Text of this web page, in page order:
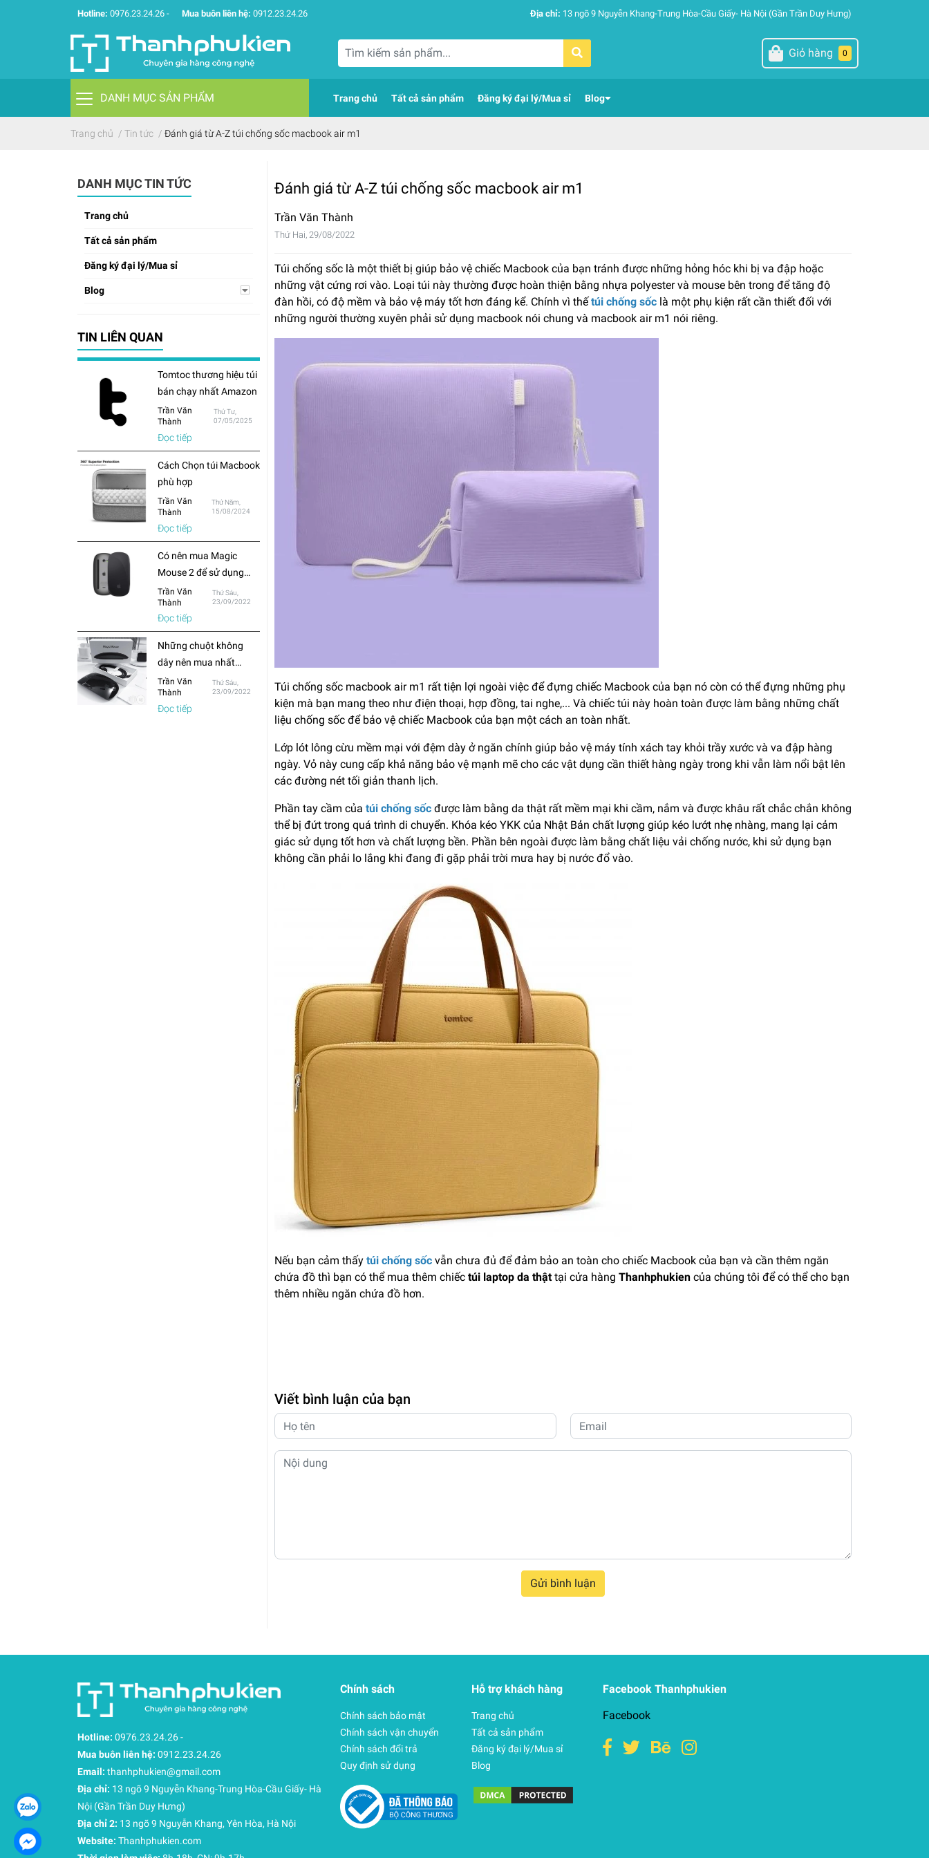
Hotline: 0976.23.24.26 - Mua buôn liên hệ: 0912.23.24.26 Địa chỉ: 13 ngõ 9 Nguyễn Khang-Trung Hòa-Cầu Giấy- Hà Nội (Gần Trần Duy Hưng)
Giỏ hàng 0
DANH MỤC SẢN PHẨM Trang chủ Tất cả sản phẩm Đăng ký đại lý/Mua sỉ Blog
Trang chủ / Tin tức / Đánh giá từ A-Z túi chống sốc macbook air m1
DANH MỤC TIN TỨC
Trang chủ
Tất cả sản phẩm
Đăng ký đại lý/Mua sỉ
Blog
TIN LIÊN QUAN
Tomtoc thương hiệu túi
bán chạy nhất Amazon
Trần Văn
Thành
Thứ Tư,
07/05/2025
Đọc tiếp
Cách Chọn túi Macbook
phù hợp
Trần Văn
Thành
Thứ Năm,
15/08/2024
Đọc tiếp
Có nên mua Magic
Mouse 2 để sử dụng
cho Macbook hay chỉ
mua chuột thông
thường?
Trần Văn
Thành
Thứ Sáu,
23/09/2022
Đọc tiếp
Những chuột không
dây nên mua nhất
trong năm 2022
Trần Văn
Thành
Thứ Sáu,
23/09/2022
Đọc tiếp
Đánh giá từ A-Z túi chống sốc macbook air m1
Trần Văn Thành
Thứ Hai, 29/08/2022
Túi chống sốc là một thiết bị giúp bảo vệ chiếc Macbook của bạn tránh được những hỏng hóc khi bị va đập hoặc
những vật cứng rơi vào. Loại túi này thường được hoàn thiện bằng nhựa polyester và mouse bên trong để tăng độ
đàn hồi, có độ mềm và bảo vệ máy tốt hơn đáng kể. Chính vì thếtúi chống sốc là một phụ kiện rất cần thiết đối với
những người thường xuyên phải sử dụng macbook nói chung và macbook air m1 nói riêng.
Túi chống sốc macbook air m1 rất tiện lợi ngoài việc để đựng chiếc Macbook của bạn nó còn có thể đựng những phụ
kiện mà bạn mang theo như điện thoại, hợp đồng, tai nghe,... Và chiếc túi này hoàn toàn được làm bằng những chất
liệu chống sốc để bảo vệ chiếc Macbook của bạn một cách an toàn nhất.
Lớp lót lông cừu mềm mại với đệm dày ở ngăn chính giúp bảo vệ máy tính xách tay khỏi trầy xước và va đập hàng
ngày. Vỏ này cung cấp khả năng bảo vệ mạnh mẽ cho các vật dụng cần thiết hàng ngày trong khi vẫn làm nổi bật lên
các đường nét tối giản thanh lịch.
Phần tay cầm của túi chống sốc được làm bằng da thật rất mềm mại khi cầm, nắm và được khâu rất chắc chắn không
thể bị đứt trong quá trình di chuyển. Khóa kéo YKK của Nhật Bản chất lượng giúp kéo lướt nhẹ nhàng, mang lại cảm
giác sử dụng tốt hơn và chất lượng bền. Phần bên ngoài được làm bằng chất liệu vải chống nước, khi sử dụng bạn
không cần phải lo lắng khi đang đi gặp phải trời mưa hay bị nước đổ vào.
Nếu bạn cảm thấy túi chống sốc vẫn chưa đủ để đảm bảo an toàn cho chiếc Macbook của bạn và cần thêm ngăn
chứa đồ thì bạn có thể mua thêm chiếc túi laptop da thật tại cửa hàng Thanhphukien của chúng tôi để có thể cho bạn
thêm nhiều ngăn chứa đồ hơn.
Viết bình luận của bạn
Gửi bình luận
Hotline: 0976.23.24.26-
Mua buôn liên hệ: 0912.23.24.26
Email: thanhphukien@gmail.com
Địa chỉ: 13 ngõ 9 Nguyễn Khang-Trung Hòa-Cầu Giấy- Hà
Nội (Gần Trần Duy Hưng)
Địa chỉ 2: 13 ngõ 9 Nguyễn Khang, Yên Hòa, Hà Nội
Website: Thanhphukien.com
Chính sách
Chính sách bảo mật
Chính sách vận chuyển
Chính sách đổi trả
Quy định sử dụng
Hỗ trợ khách hàng
Trang chủ
Tất cả sản phẩm
Đăng ký đại lý/Mua sỉ
Blog
Facebook Thanhphukien
Facebook